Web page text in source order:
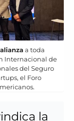
a toda
Internacional de
del Seguro
el Foro
la